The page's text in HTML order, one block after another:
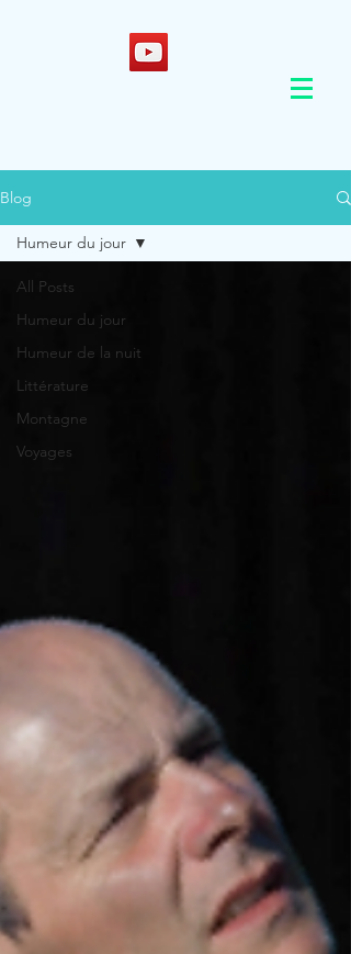
Blog
All Posts
Humeur du jour
Humeur de la nuit
Littérature
Montagne
Voyages
Humeur du jour